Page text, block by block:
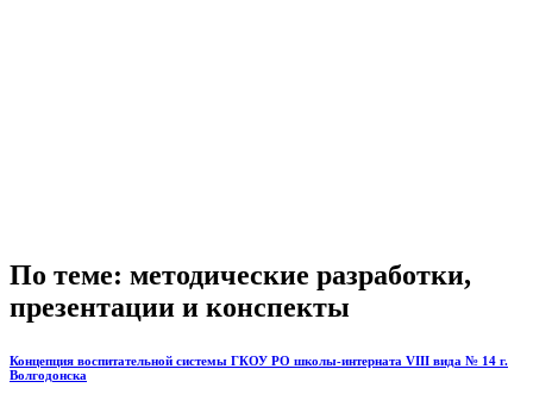
По теме: методические разработки,
презентации и конспекты
Концепция воспитательной системы ГКОУ РО школы-интерната VIII вида № 14 г.
Волгодонска